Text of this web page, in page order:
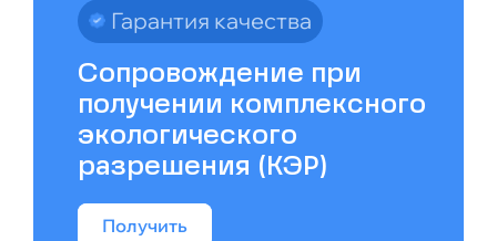
Гарантия качества
Сопровождение при
получении комплексного
экологического
разрешения (КЭР)
Получить